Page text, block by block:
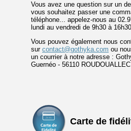
Vous avez une question sur un
vous souhaitez passer une
téléphone... appelez-nous au
lundi au vendredi de 9h30 à 16h30
Vous pouvez également nous
sur contact@gothyka.com ou
un courrier à notre adresse :
Guernéo - 56110 ROUDOUALLEC
Carte de